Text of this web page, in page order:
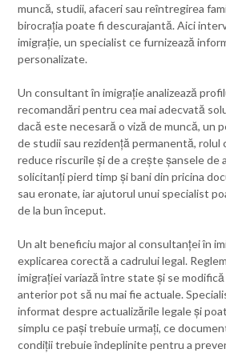
muncă, studii, afaceri sau reîntregirea
birocrația poate fi descurajantă. Aici
imigrație, un specialist ce furnizează
personalizate.
Un consultant în imigrație analizează
recomandări pentru cea mai adecvată
dacă este necesară o viză de muncă, un
de studii sau rezidență permanentă, rolul
reduce riscurile și de a crește șansele de
solicitanți pierd timp și bani din pricina
sau eronate, iar ajutorul unui specialist
de la bun început.
Un alt beneficiu major al consultanței în
explicarea corectă a cadrului legal.
imigrației variază între state și se
anterior pot să nu mai fie actuale.
informat despre actualizările legale și
simplu ce pași trebuie urmați, ce
condiții trebuie îndeplinite pentru a